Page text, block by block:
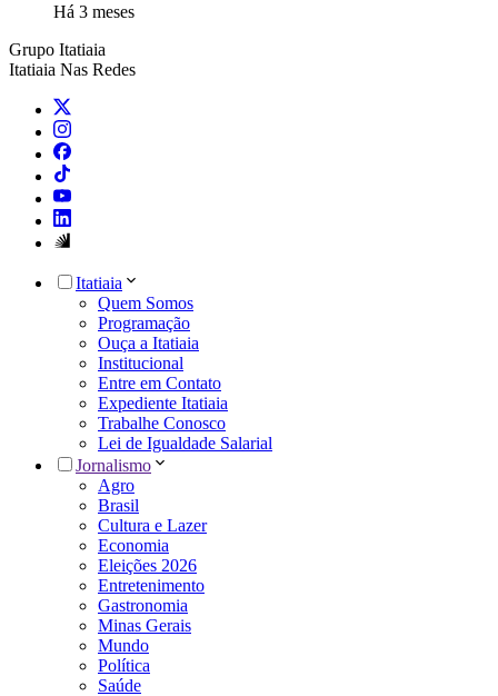
Há 3 meses
Grupo Itatiaia
Itatiaia Nas Redes
Itatiaia
Quem Somos
Programação
Ouça a Itatiaia
Institucional
Entre em Contato
Expediente Itatiaia
Trabalhe Conosco
Lei de Igualdade Salarial
Jornalismo
Agro
Brasil
Cultura e Lazer
Economia
Eleições 2026
Entretenimento
Gastronomia
Minas Gerais
Mundo
Política
Saúde